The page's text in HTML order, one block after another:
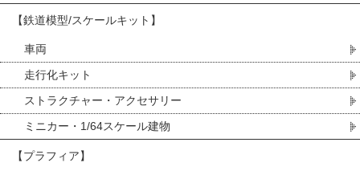
【鉄道模型/スケールキット】
車両
走行化キット
ストラクチャー・アクセサリー
ミニカー・1/64スケール建物
【プラフィア】